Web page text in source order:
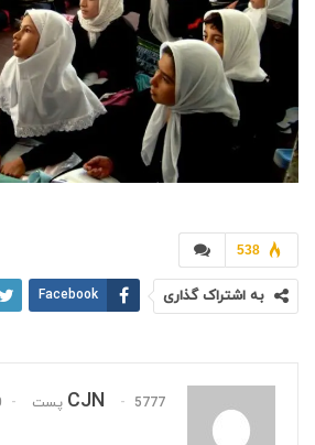
538
به اشتراک گذاری Facebook
CJN 5777 پست 0